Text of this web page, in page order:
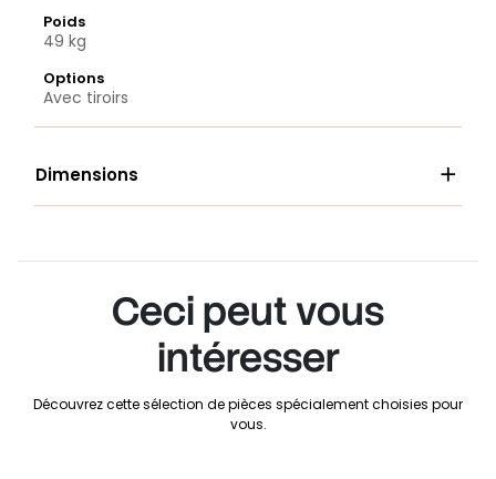
Poids
49 kg
Options
Avec tiroirs
Dimensions 
Ceci peut vous
intéresser
Découvrez cette sélection de pièces spécialement choisies pour
vous.